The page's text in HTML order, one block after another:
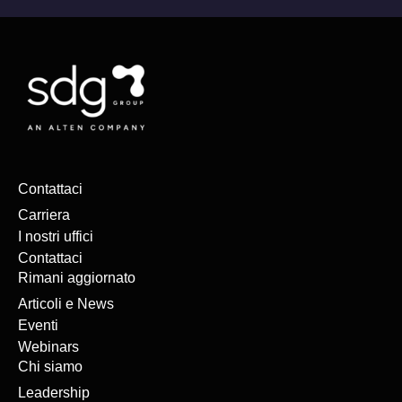
Contattaci
Carriera
I nostri uffici
Contattaci
Rimani aggiornato
Articoli e News
Eventi
Webinars
Chi siamo
Leadership